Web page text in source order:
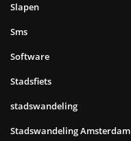
Slapen
Sms
Software
Stadsfiets
stadswandeling
Stadswandeling Amsterdam